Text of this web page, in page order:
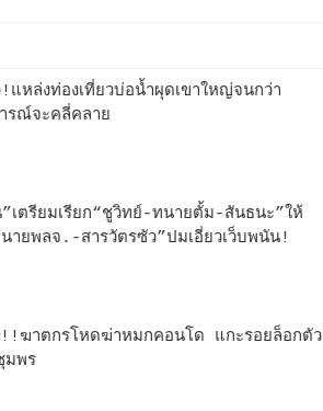
หล่งท่องเที่ยวบ่อน้ำผุดเขาใหญ่จนกว่า
รณ์จะคลี่คลาย
เตรียมเรียก“ชูวิทย์-ทนายตั้ม-สันธนะ”ให้
ายพลจ.-สารวัตรซัว”ปมเอี่ยวเว็บพนัน!
ฆาตกรโหดฆ่าหมกคอนโด แกะรอยล็อกตัว
มพร